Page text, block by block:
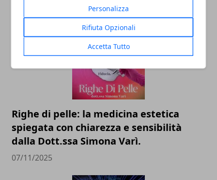
Personalizza
Rifiuta Opzionali
Accetta Tutto
Righe di pelle: la medicina estetica
spiegata con chiarezza e sensibilità
dalla Dott.ssa Simona Varì.
07/11/2025